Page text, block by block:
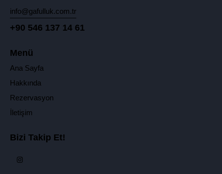
info@gafulluk.com.tr
+90 546 137 14 61
Menü
Ana Sayfa
Hakkında
Rezervasyon
İletişim
Bizi Takip Et!